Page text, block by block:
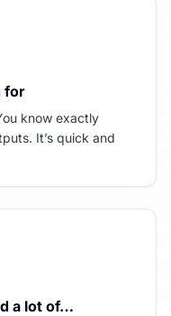
for
know exactly
It’s quick and
a lot of…